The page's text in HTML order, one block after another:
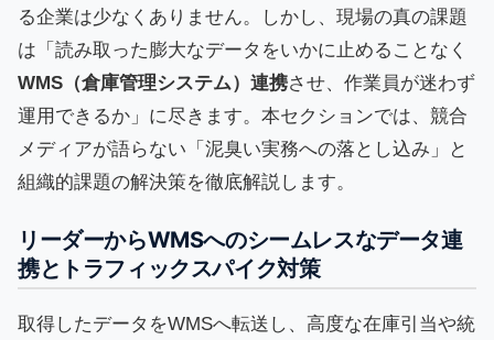
る企業は少なくありません。しかし、現場の真の課題
は「読み取った膨大なデータをいかに止めることなく
WMS（倉庫管理システム）連携させ、作業員が迷わず
運用できるか」に尽きます。本セクションでは、競合
メディアが語らない「泥臭い実務への落とし込み」と
組織的課題の解決策を徹底解説します。
リーダーからWMSへのシームレスなデータ連
携とトラフィックスパイク対策
取得したデータをWMSへ転送し、高度な在庫引当や統